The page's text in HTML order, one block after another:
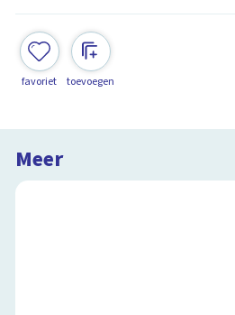
favoriet toevoegen
Meer